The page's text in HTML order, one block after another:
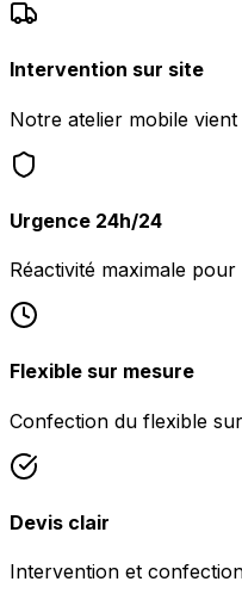
Intervention sur site
Notre atelier mobile
Urgence 24h/24
Réactivité maximale
Flexible sur mesure
Confection du flexible
Devis clair
Intervention et